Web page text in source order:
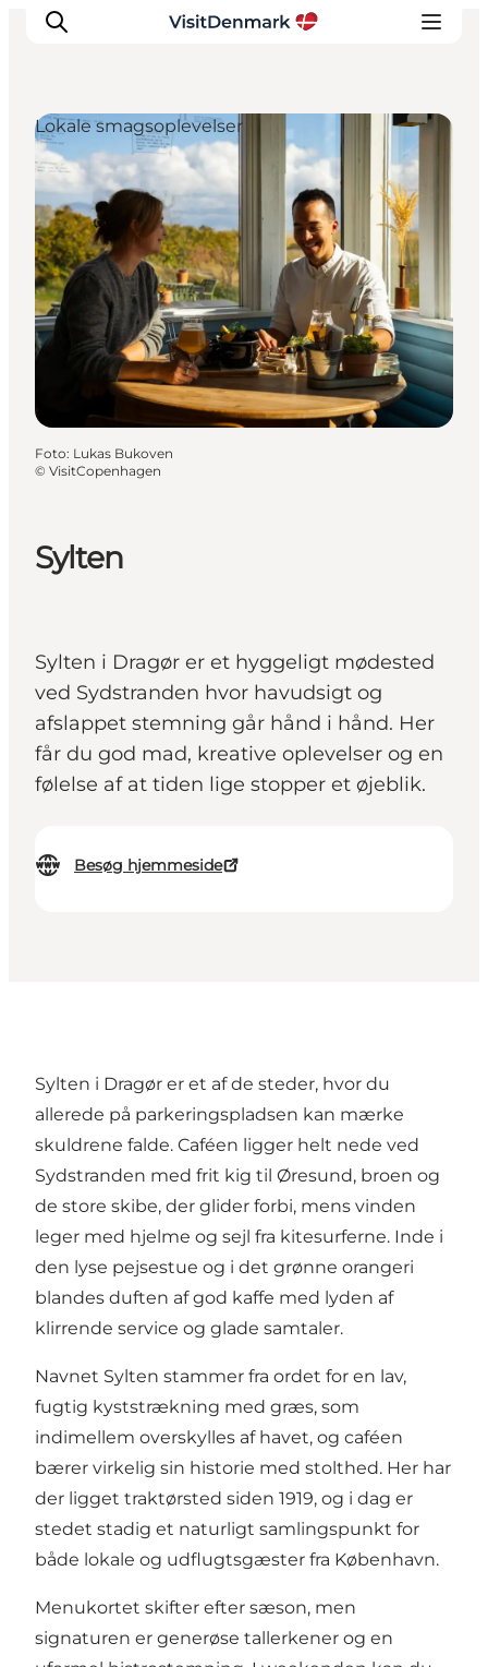
Inspiration
Destinationer
Oplevelser
Overnatning
Planlæg ferien
Sylten
Sylten i Dragør er et hyggeligt mødested
ved Sydstranden hvor havudsigt og
afslappet stemning går hånd i hånd. Her
får du god mad, kreative oplevelser og en
følelse af at tiden lige stopper et øjeblik.
Besøg hjemmeside
Lokale smagsoplevelser
Foto: Lukas Bukoven
© VisitCopenhagen
Sylten i Dragør er et af de steder, hvor du
allerede på parkeringspladsen kan mærke
skuldrene falde. Caféen ligger helt nede ved
Sydstranden med frit kig til Øresund, broen og
de store skibe, der glider forbi, mens vinden
leger med hjelme og sejl fra kitesurferne. Inde i
den lyse pejsestue og i det grønne orangeri
blandes duften af god kaffe med lyden af
klirrende service og glade samtaler.
Navnet Sylten stammer fra ordet for en lav,
fugtig kyststrækning med græs, som
indimellem overskylles af havet, og caféen
bærer virkelig sin historie med stolthed. Her har
der ligget traktørsted siden 1919, og i dag er
stedet stadig et naturligt samlingspunkt for
både lokale og udflugtsgæster fra København.
Menukortet skifter efter sæson, men
signaturen er generøse tallerkener og en